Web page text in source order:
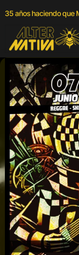
35 años haciendo que